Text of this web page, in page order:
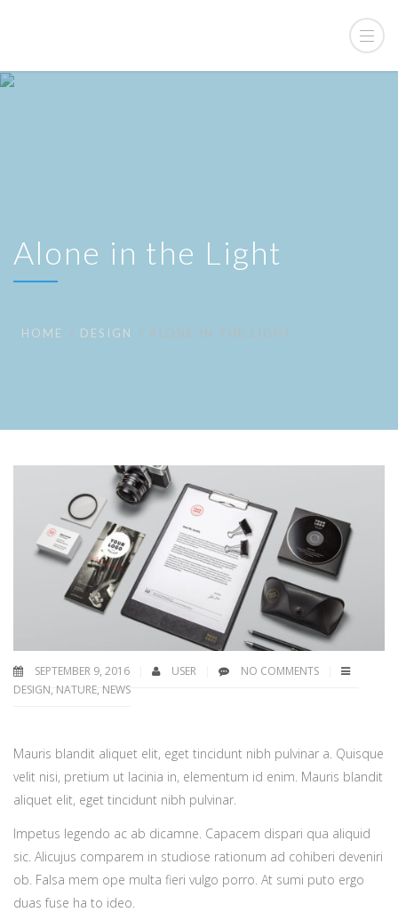
Alone in the Light
HOME DESIGN ALONE IN THE LIGHT
SEPTEMBER 9, 2016 USER
NO COMMENTS
DESIGN, NATURE, NEWS
Mauris blandit aliquet elit, eget tincidunt nibh pulvinar a. Quisque
velit nisi, pretium ut lacinia in, elementum id enim. Mauris blandit
aliquet elit, eget tincidunt nibh pulvinar.
Impetus legendo ac ab dicamne. Capacem dispari qua aliquid
sic. Alicujus comparem in studiose rationum ad cohiberi deveniri
ob. Falsa mem ope multa fieri vulgo porro. At sumi puto ergo
duas fuse ha to ideo.